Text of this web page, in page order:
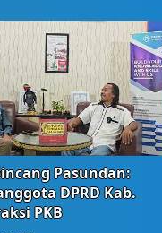
Pasundan:
DPRD Kab.
PKB